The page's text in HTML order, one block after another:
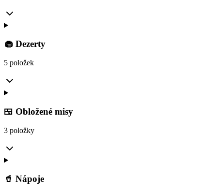
🧁 Dezerty
5 položek
🍱 Obložené misy
3 položky
🥤 Nápoje